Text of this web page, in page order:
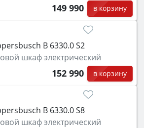
149 990 в корзину
B 6330.0 S2
шкаф электрический
152 990 в корзину
B 6330.0 S8
шкаф электрический